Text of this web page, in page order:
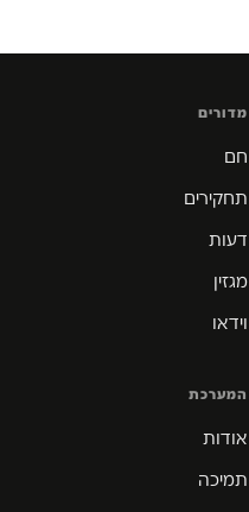
מדורים
חם
תחקירים
דעות
מגזין
וידאו
המערכת
אודות
תמיכה